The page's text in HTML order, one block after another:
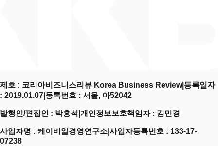
제호 : 코리아비즈니스리뷰 Korea Business Review| 등록일자
: 2019.01.07 등록번호 : 서울, 아52042
발행인/편집인 : 박홍석 개인정보보호책임자 : 김민경
사업자명 : 케이비알경영연구소 사업자등록번호 : 133-17-
07238